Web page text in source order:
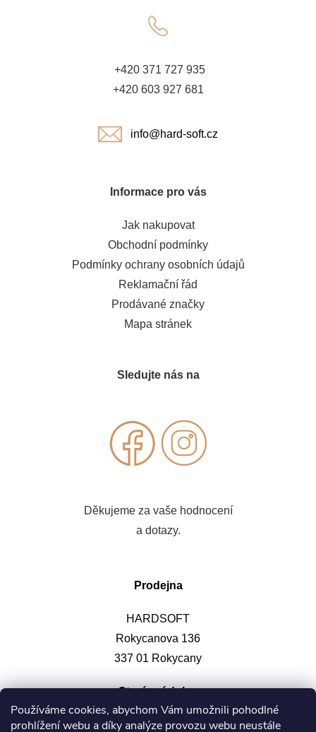
Používáme cookies, abychom Vám umožnili pohodlné
prohlížení webu a díky analýze provozu webu neustále
+420 371 727 935
+420 603 927 681
info@hard-soft.cz
Informace pro vás
Jak nakupovat
Obchodní podmínky
Podmínky ochrany osobních údajů
Reklamační řád
Prodávané značky
Mapa stránek
Sledujte nás na
Děkujeme za vaše hodnocení
a dotazy.
Prodejna
HARDSOFT
Rokycanova 136
337 01 Rokycany
Otevírací doba: